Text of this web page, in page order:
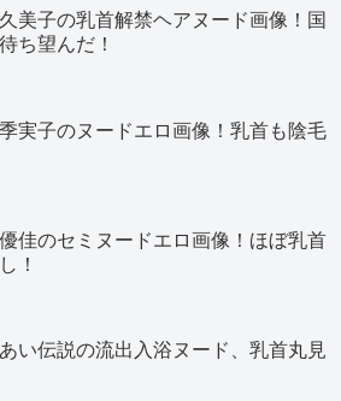
美子の乳首解禁ヘアヌード画像！国
ち望んだ！
実子のヌードエロ画像！乳首も陰毛
佳のセミヌードエロ画像！ほぼ乳首
！
い伝説の流出入浴ヌード、乳首丸見